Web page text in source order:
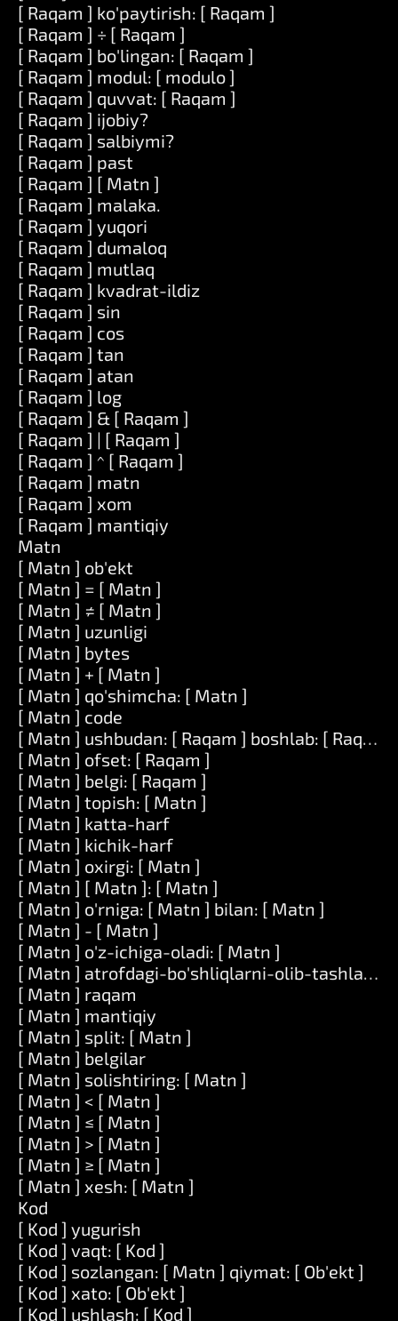
[ Raqam ] ko'paytirish: [ Raqam ]
[ Raqam ] ÷ [ Raqam ]
[ Raqam ] bo'lingan: [ Raqam ]
[ Raqam ] modul: [ modulo ]
[ Raqam ] quvvat: [ Raqam ]
[ Raqam ] ijobiy?
[ Raqam ] salbiymi?
[ Raqam ] past
[ Raqam ] [ Matn ]
[ Raqam ] malaka.
[ Raqam ] yuqori
[ Raqam ] dumaloq
[ Raqam ] mutlaq
[ Raqam ] kvadrat-ildiz
[ Raqam ] sin
[ Raqam ] cos
[ Raqam ] tan
[ Raqam ] atan
[ Raqam ] log
[ Raqam ] & [ Raqam ]
[ Raqam ] | [ Raqam ]
[ Raqam ] ^ [ Raqam ]
[ Raqam ] matn
[ Raqam ] xom
[ Raqam ] mantiqiy
Matn
[ Matn ] ob'ekt
[ Matn ] = [ Matn ]
[ Matn ] ≠ [ Matn ]
[ Matn ] uzunligi
[ Matn ] bytes
[ Matn ] + [ Matn ]
[ Matn ] qo'shimcha: [ Matn ]
[ Matn ] code
[ Matn ] ushbudan: [ Raqam ] boshlab: [ Raqam ]
[ Matn ] ofset: [ Raqam ]
[ Matn ] belgi: [ Raqam ]
[ Matn ] topish: [ Matn ]
[ Matn ] katta-harf
[ Matn ] kichik-harf
[ Matn ] oxirgi: [ Matn ]
[ Matn ] [ Matn ]: [ Matn ]
[ Matn ] o'rniga: [ Matn ] bilan: [ Matn ]
[ Matn ] - [ Matn ]
[ Matn ] o'z-ichiga-oladi: [ Matn ]
[ Matn ] atrofdagi-bo'shliqlarni-olib-tashlang
[ Matn ] raqam
[ Matn ] mantiqiy
[ Matn ] split: [ Matn ]
[ Matn ] belgilar
[ Matn ] solishtiring: [ Matn ]
[ Matn ] < [ Matn ]
[ Matn ] ≤ [ Matn ]
[ Matn ] > [ Matn ]
[ Matn ] ≥ [ Matn ]
[ Matn ] xesh: [ Matn ]
Kod
[ Kod ] yugurish
[ Kod ] vaqt: [ Kod ]
[ Kod ] sozlangan: [ Matn ] qiymat: [ Ob'ekt ]
[ Kod ] xato: [ Ob'ekt ]
[ Kod ] ushlash: [ Kod ]